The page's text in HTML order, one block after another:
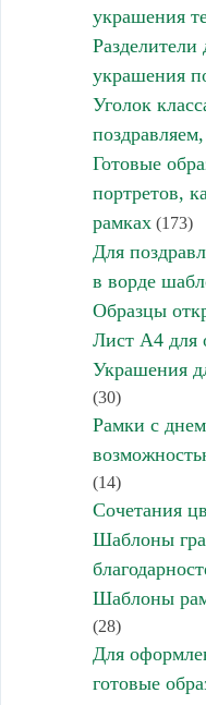
украшения
Разделители
украшения
Уголок
Готовые
портретов,
рамках(173)
Для
в ворде
Образцы
Лист А4 для
Украшения
(30)
Рамки с
(14)
Сочетания
Шаблоны
Шаблоны
(28)
Для
готовые